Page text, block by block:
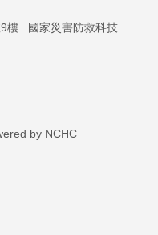
9樓 國家災害防救科技
by NCHC